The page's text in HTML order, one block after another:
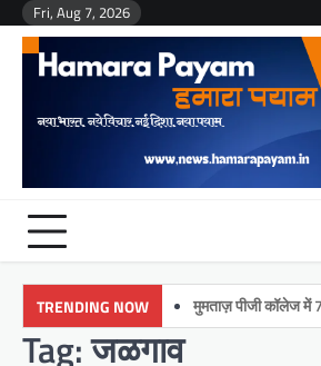
Skip
content
Fri, Aug 7, 2026
TRENDING NOW मुमताज़ पीजी कॉलेज में 79वां
Tag:जळगाव